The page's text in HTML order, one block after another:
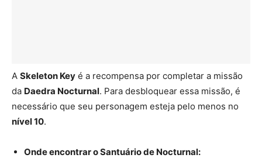
A Skeleton Key é a recompensa por completar a missão
da Daedra Nocturnal. Para desbloquear essa missão, é
necessário que seu personagem esteja pelo menos no
nível 10.
Onde encontrar o Santuário de Nocturnal: